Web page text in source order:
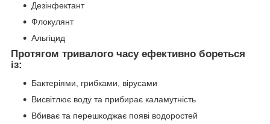
Дезінфектант
Флокулянт
Альгіцид
Протягом тривалого часу ефективно бореться
із:
Бактеріями, грибками, вірусами
Висвітлює воду та прибирає каламутність
Вбиває та перешкоджає появі водоростей